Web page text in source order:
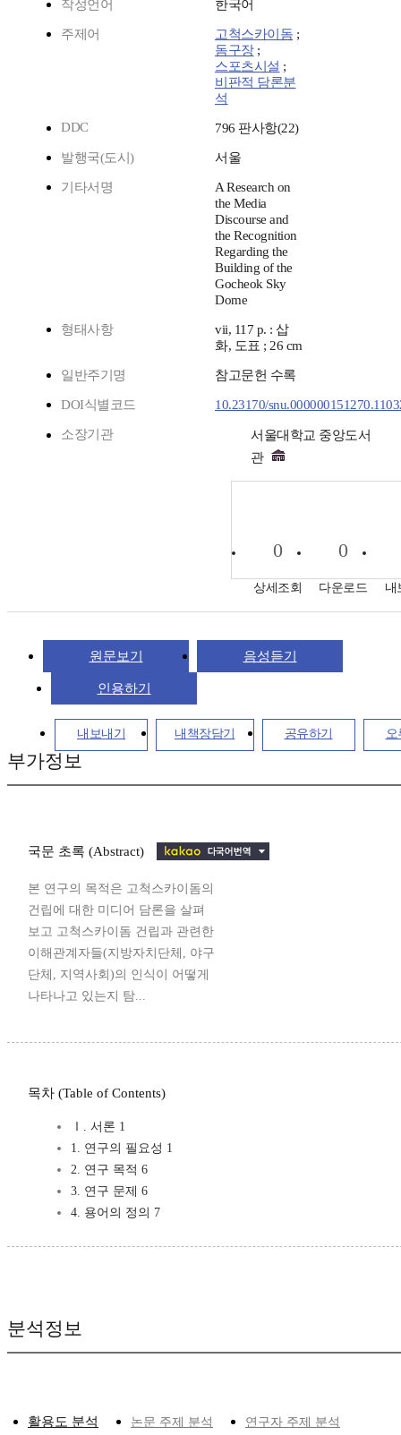
작성언어 한국어
주제어 고척스카이돔 ;
돔구장;
스포츠시설 ;
비판적 담론분
석
DDC
796 판사항(22)
발행국(도시) 서울
기타서명
A Research on
the Media
Discourse and
the Recognition
Regarding the
Building of the
Gocheok Sky
Dome
형태사항
vii, 117 p. : 삽
화, 도표 ; 26 cm
일반주기명 참고문헌 수록
DOI식별코드 10.23170/
소장기관
서울대학교 중앙도서
관
0
상세조회
0
다운로드 내
원문보기 음성듣기
인용하기
내보내기 내책장담기 공유하기 오
부가정보
국문 초록 (Abstract)
본 연구의 목적은 고척스카이돔의
건립에 대한 미디어 담론을 살펴
보고 고척스카이돔 건립과 관련한
이해관계자들(지방자치단체, 야구
단체, 지역사회)의 인식이 어떻게
나타나고 있는지 탐...
목차 (Table of Contents)
Ⅰ. 서론 1
1. 연구의 필요성 1
2. 연구 목적 6
3. 연구 문제 6
4. 용어의 정의 7
분석정보
활용도 분석 논문 주제 분석 연구자 주제 분석